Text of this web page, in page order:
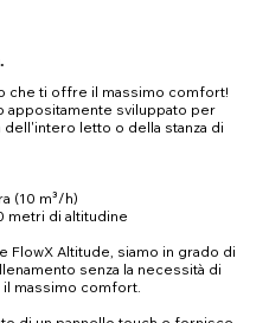
che ti offre il massimo comfort!
appositamente sviluppato per
letto o della stanza di
(10 m³/h)
metri di altitudine
FlowX Altitude, siamo in grado di
senza la necessità di
massimo comfort.